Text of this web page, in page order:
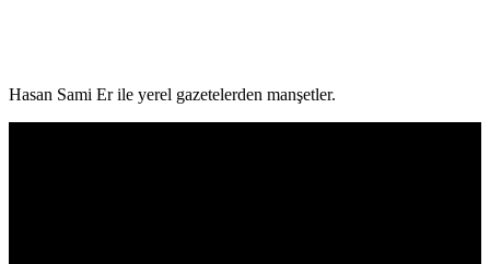
Hasan Sami Er ile yerel gazetelerden manşetler.